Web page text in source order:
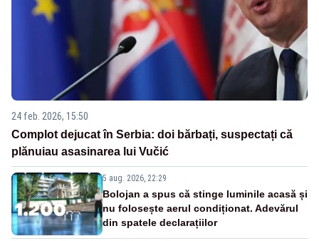
24 feb. 2026, 15:50
Complot dejucat în Serbia: doi bărbați, suspectați că
plănuiau asasinarea lui Vučić
5 aug. 2026, 22:29
Bolojan a spus că stinge luminile acasă și
nu folosește aerul condiționat. Adevărul
din spatele declarațiilor